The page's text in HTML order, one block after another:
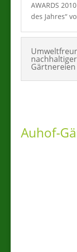
AWARDS
des Jahres“
Gärtnereien
Auhof-